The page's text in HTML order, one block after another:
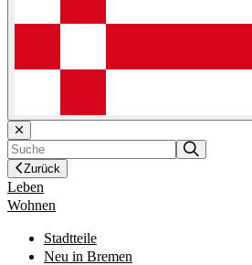
Zurück
Leben
Wohnen
Stadtteile
Neu in Bremen